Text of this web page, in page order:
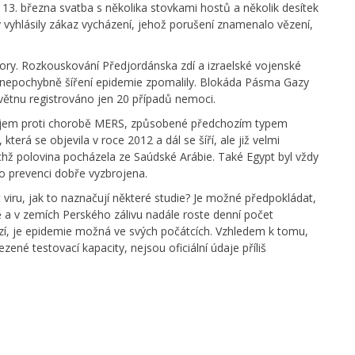
března svatba s několika stovkami hostů a několik desítek
zákaz vycházení, jehož porušení znamenalo vězení,
Rozkouskování Předjordánska zdí a izraelské vojenské
šíření epidemie zpomalily. Blokáda Pásma Gazy
registrováno jen 20 případů nemoci.
proti chorobě MERS, způsobené předchozím typem
se objevila v roce 2012 a dál se šíří, ale již velmi
polovina pocházela ze Saúdské Arábie. Také Egypt byl vždy
prevenci dobře vyzbrojena.
jak to naznačují některé studie? Je možné předpokládat,
v zemích Perského zálivu nadále roste denní počet
je epidemie možná ve svých počátcích. Vzhledem k tomu,
testovací kapacity, nejsou oficiální údaje příliš